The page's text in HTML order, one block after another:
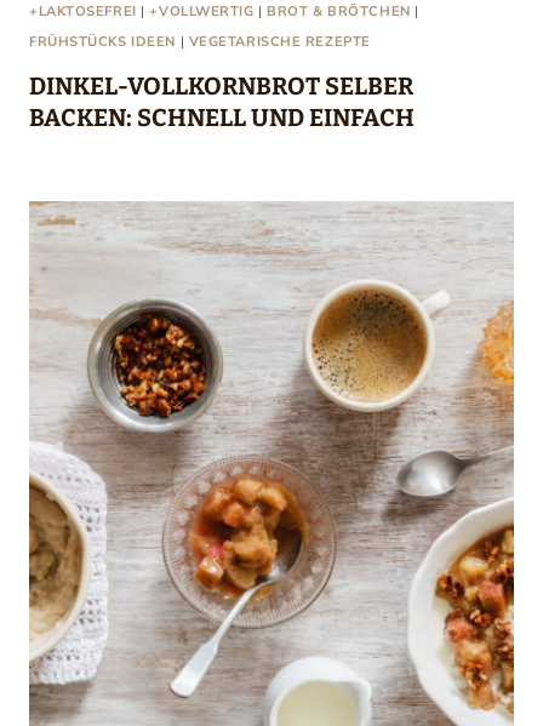
+LAKTOSEFREI |+VOLLWERTIG | BROT & BRÖTCHEN |
FRÜHSTÜCKS IDEEN | VEGETARISCHE REZEPTE
DINKEL-VOLLKORNBROT SELBER
BACKEN: SCHNELL UND EINFACH